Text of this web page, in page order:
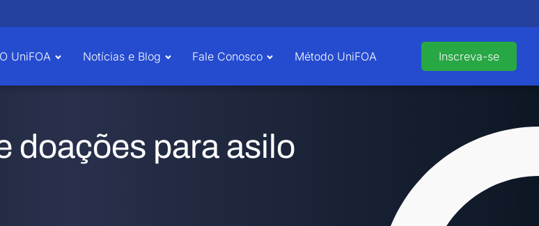
O UniFOA Notícias e Blog Fale Conosco Método UniFOA Inscreva-se
doações para asilo